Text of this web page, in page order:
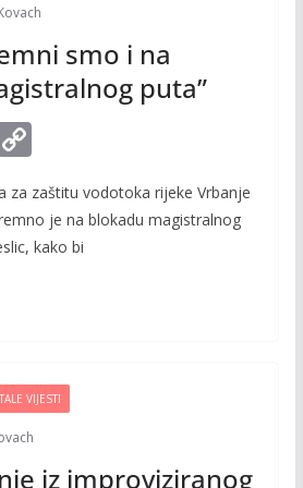
smo i na
puta”
C
o
p
y
za zaštitu vodotoka rijeke Vrbanje
je na blokadu magistralnog
kako bi
VIJESTI
iz improviziranog